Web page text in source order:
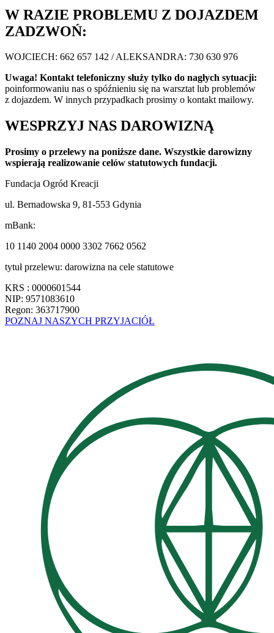
W RAZIE PROBLEMU Z DOJAZDEM
ZADZWOŃ:
WOJCIECH: 662 657 142 / ALEKSANDRA: 730 630 976
Uwaga! Kontakt telefoniczny służy tylko do nagłych sytuacji:
poinformowaniu nas o spóźnieniu się na warsztat lub problemów
z dojazdem. W innych przypadkach prosimy o kontakt mailowy.
WESPRZYJ NAS DAROWIZNĄ
Prosimy o przelewy na poniższe dane. Wszystkie darowizny
wspierają realizowanie celów statutowych fundacji.
Fundacja Ogród Kreacji
ul. Bernadowska 9, 81-553 Gdynia
mBank:
10 1140 2004 0000 3302 7662 0562
tytuł przelewu: darowizna na cele statutowe
KRS : 0000601544
NIP: 9571083610
Regon: 363717900
POZNAJ NASZYCH PRZYJACIÓŁ